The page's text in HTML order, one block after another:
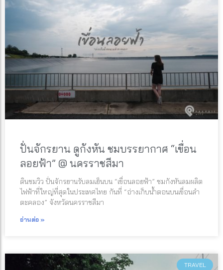
ปั่นจักรยาน ดูกังหัน ชมบรรยากาศ “เขื่อน
ลอยฟ้า” @ นครราชสีมา
ดินชมวิว ปั่นจักรยานรับลมเย็นบน “เขื่อนลอยฟ้า” ชมกังหันลมผลิต
ไฟฟ้าที่ใหญ่ที่สุดในประเทศไทย กันที่ “อ่างเก็บน้ำตอนบนเขื่อนลำ
ตะคลอง” จังหวัดนครราชสีมา
อ่านต่อ »
TRAVEL